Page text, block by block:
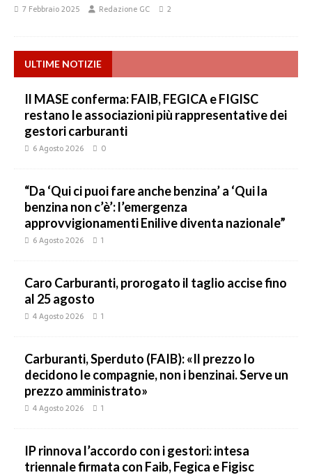
7 Febbraio 2025 Redazione GC 2
ULTIME NOTIZIE
Il MASE conferma: FAIB, FEGICA e FIGISC
restano le associazioni più rappresentative dei
gestori carburanti
6 Agosto 2026 0
“Da ‘Qui ci puoi fare anche benzina’ a ‘Qui la
benzina non c’è’: l’emergenza
approvvigionamenti Enilive diventa nazionale”
6 Agosto 2026 1
Caro Carburanti, prorogato il taglio accise fino
al 25 agosto
4 Agosto 2026 1
Carburanti, Sperduto (FAIB): «Il prezzo lo
decidono le compagnie, non i benzinai. Serve un
prezzo amministrato»
4 Agosto 2026 1
IP rinnova l’accordo con i gestori: intesa
triennale firmata con Faib, Fegica e Figisc